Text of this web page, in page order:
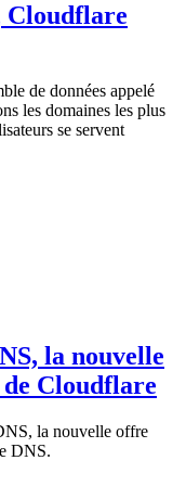
Cloudflare
de données appelé
les domaines les plus
se servent
la nouvelle
Cloudflare
la nouvelle offre
DNS.